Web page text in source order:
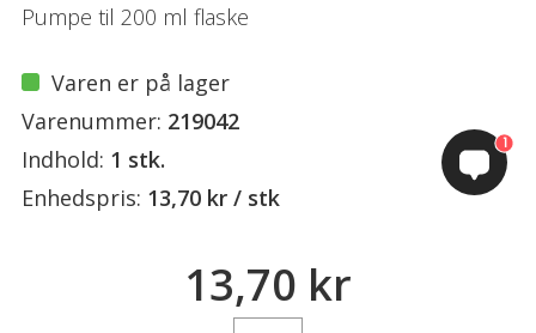
Pumpe til 200 ml flaske
Varen er på lager
Varenummer: 219042
Indhold: 1 stk.
Enhedspris: 13,70 kr / stk
13,70 kr
1